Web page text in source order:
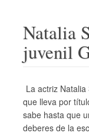
Natalia
juvenil
La actriz
que lleva por
sabe hasta que
deberes de la